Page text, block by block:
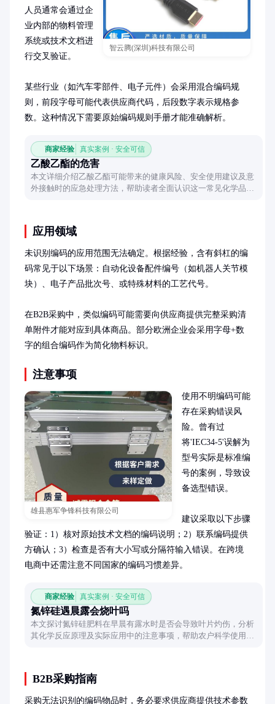
智云腾(深圳)科技有限公司
人员通常会通过企
业内部的物料管理
系统或技术文档进
行交叉验证。
某些行业（如汽车零部件、电子元件）会采用混合编码规
则，前段字母可能代表供应商代码，后段数字表示规格参
数。这种情况下需要原始编码规则手册才能准确解析。
商家经验 真实案例 · 安全可信
乙酸乙酯的危害
本文详细介绍乙酸乙酯可能带来的健康风险、安全使用建议及意
外接触时的应急处理方法，帮助读者全面认识这一常见化学品的
应用领域
未识别编码的应用范围无法确定。根据经验，含有斜杠的编
码常见于以下场景：自动化设备配件编号（如机器人关节模
块）、电子产品批次号、或特殊材料的工艺代号。
在B2B采购中，类似编码可能需要向供应商提供完整采购清
单附件才能对应到具体商品。部分欧洲企业会采用字母+数
字的组合编码作为简化物料标识。
注意事项
雄县惠军争锋科技有限公司
使用不明编码可能
存在采购错误风
险。曾有过
将'IEC34-5'误解为
型号实际是标准编
号的案例，导致设
备选型错误。
建议采取以下步骤
验证：1）核对原始技术文档的编码说明；2）联系编码提供
方确认；3）检查是否有大小写或分隔符输入错误。在跨境
电商中还需注意不同国家的编码习惯差异。
商家经验 真实案例 · 安全可信
氮锌硅遇晨露会烧叶吗
本文探讨氮锌硅肥料在早晨有露水时是否会导致叶片灼伤，分析
其化学反应原理及实际应用中的注意事项，帮助农户科学使用肥
B2B采购指南
采购无法识别的编码物品时，务必要求供应商提供技术参数